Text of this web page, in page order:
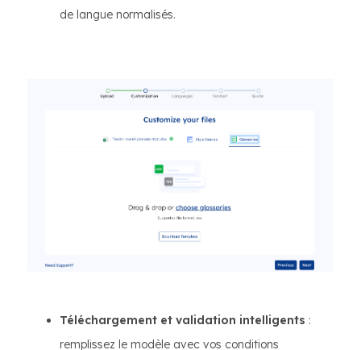
de langue normalisés.
Téléchargement et validation intelligents :
remplissez le modèle avec vos conditions